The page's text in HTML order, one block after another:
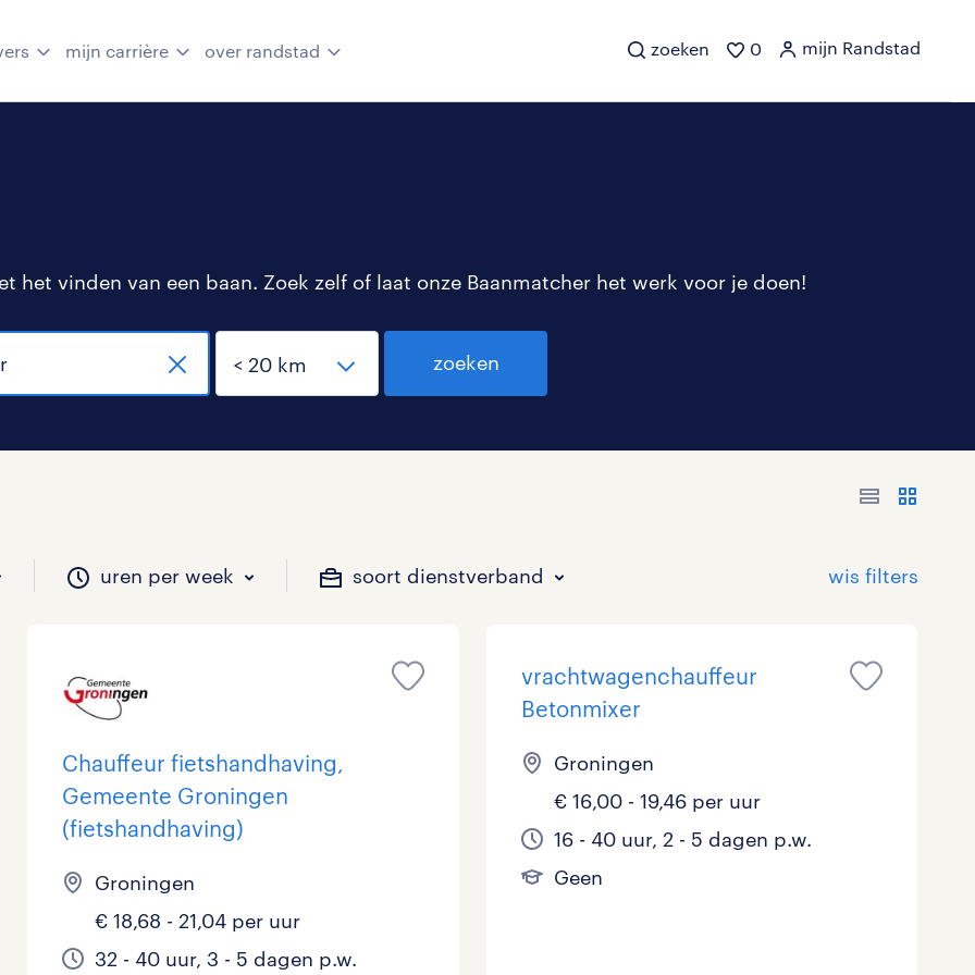
mijn carrière over randstad zoeken 0 mijn Randstad
het vinden van een baan. Zoek zelf of laat onze Baanmatcher het werk voor je doen!
zoeken
uren per week soort dienstverband
je werken?
Beveiliging 0 0
Commercieel / Verkoop 0
Industrieel / Productie 4
Geen 12 HAVO/VWO 3
MBO 29
WO
je werken?
9 - 16 uur 6 17 - 24 uur 20
37 - 40+ uur 7
zou jij willen?
Tijdelijk 25 Tijdelijk met uitzicht op vast 23
Chauffeur fietshandhaving,
Gemeente Groningen
(fietshandhaving)
Groningen
€ 18,68 - 21,04 per uur
32 - 40 uur, 3 - 5 dagen p.w.
vrachtwagenchauffeur
Betonmixer
Groningen
€ 16,00 - 19,46 per uur
16 - 40 uur, 2 - 5 dagen p.w.
Geen